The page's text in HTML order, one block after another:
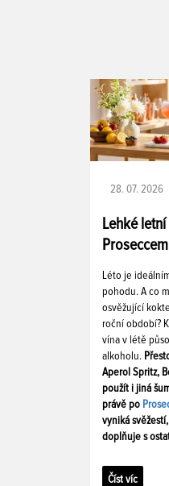
28. 07. 2026
Lehké
Proseccem
Léto je
pohodu. A co
osvěžující
roční období?
vína v létě
alkoholu.
Aperol Spritz,
použít i jiná
právě po
vyniká
doplňuje s
Číst víc